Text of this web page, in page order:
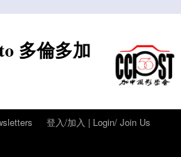
多倫多加
登入/加入 | Login/ Join Us